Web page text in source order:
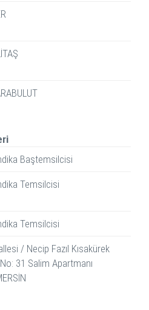
Baştemsilcisi
Temsilcisi
Temsilcisi
/ Necip Fazıl Kısakürek
31 Salim Apartmanı